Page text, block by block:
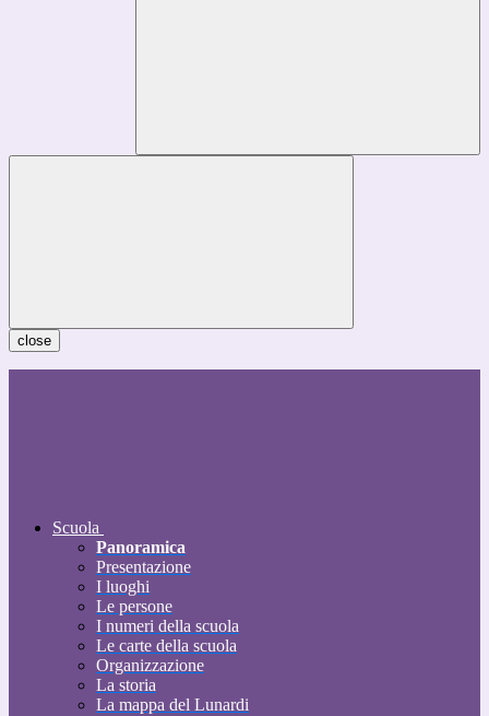
close
Scuola
Panoramica
Presentazione
I luoghi
Le persone
I numeri della scuola
Le carte della scuola
Organizzazione
La storia
La mappa del Lunardi